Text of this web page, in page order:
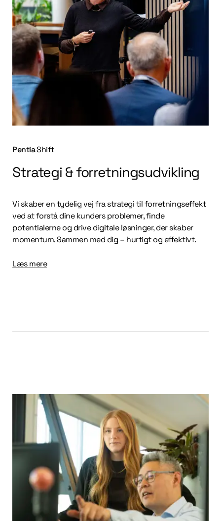
PentiaShift
Strategi & forretningsudvikling
Vi skaber en tydelig vej fra strategi til forretningseffekt
ved at forstå dine kunders problemer, finde
potentialerne og drive digitale løsninger, der skaber
momentum. Sammen med dig – hurtigt og effektivt.
Læs mere